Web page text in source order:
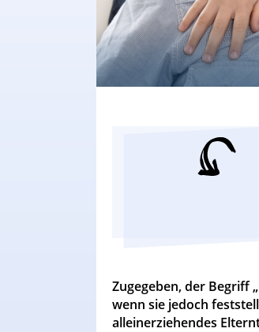
Zugegeben, der Begriff
wenn sie jedoch
alleinerziehendes